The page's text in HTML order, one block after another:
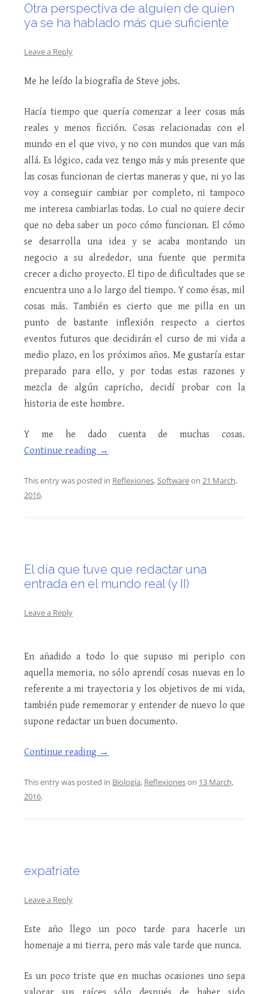
Otra perspectiva de alguien de quien
ya se ha hablado más que suficiente
Leave a Reply
Me he leído la biografía de Steve jobs.
Hacía tiempo que quería comenzar a leer cosas más
reales y menos ficción. Cosas relacionadas con el
mundo en el que vivo, y no con mundos que van más
allá. Es lógico, cada vez tengo más y más presente que
las cosas funcionan de ciertas maneras y que, ni yo las
voy a conseguir cambiar por completo, ni tampoco
me interesa cambiarlas todas. Lo cual no quiere decir
que no deba saber un poco cómo funcionan. El cómo
se desarrolla una idea y se acaba montando un
negocio a su alrededor, una fuente que permita
crecer a dicho proyecto. El tipo de dificultades que se
encuentra uno a lo largo del tiempo. Y como ésas, mil
cosas más. También es cierto que me pilla en un
punto de bastante inflexión respecto a ciertos
eventos futuros que decidirán el curso de mi vida a
medio plazo, en los próximos años. Me gustaría estar
preparado para ello, y por todas estas razones y
mezcla de algún capricho, decidí probar con la
historia de este hombre.
Y me he dado cuenta de muchas cosas.
Continue reading →
This entry was posted in Reflexiones,Softwareon 21 March,
2016.
El día que tuve que redactar una
entrada en el mundo real (y II)
Leave a Reply
En añadido a todo lo que supuso mi periplo con
aquella memoria, no sólo aprendí cosas nuevas en lo
referente a mi trayectoria y los objetivos de mi vida,
también pude rememorar y entender de nuevo lo que
supone redactar un buen documento.
Continue reading →
This entry was posted in Biología, Reflexioneson 13 March,
2016.
expatriate
Leave a Reply
Este año llego un poco tarde para hacerle un
homenaje a mi tierra, pero más vale tarde que nunca.
Es un poco triste que en muchas ocasiones uno sepa